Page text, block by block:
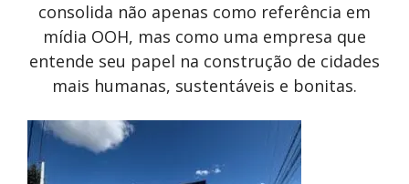
consolida não apenas como referência em
mídia OOH, mas como uma empresa que
entende seu papel na construção de cidades
mais humanas, sustentáveis e bonitas.